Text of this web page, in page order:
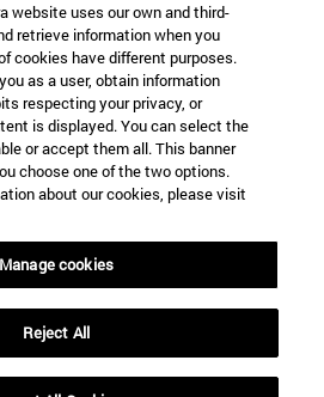
website uses our own and third-
retrieve information when you
cookies have different purposes.
as a user, obtain information
respecting your privacy, or
is displayed. You can select the
or accept them all. This banner
choose one of the two options.
about our cookies, please visit
Manage cookies
Reject All